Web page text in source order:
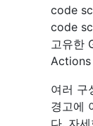
code
code
고유한
Actions
여러 구
경고에
다. 자